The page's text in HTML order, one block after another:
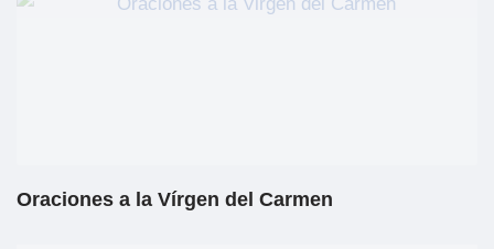
Oraciones a la Vírgen del Carmen